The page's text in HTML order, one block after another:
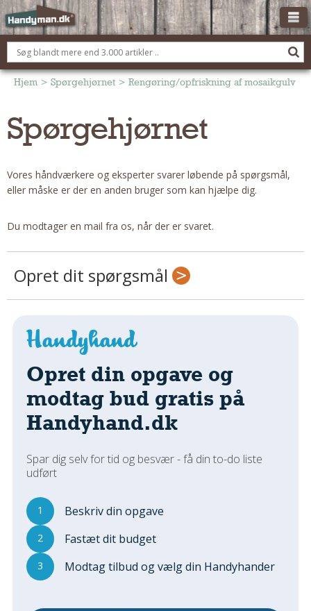
OM HANDYMAN.DK
FÅ 3 TILBUD
BOLIG KØBERÅDGIVNING
Montage Og Nybyg
Reparation Og Vedligehold
Om Materialer
Om Værktøj
Udskiftning Og Montage
Om Materialer
Tips Og Tests
VVS
Montage Og Udskiftning
Reparation Og Vedligehold
Varme Og Energi
Andet
MALER
Indendørs
Udendørs
Kan Det Males?
MURER
Hjem > Spørgehjørnet > Rengøring/opfriskning af mosaikgulv
Spørgehjørnet
Vores håndværkere og eksperter svarer løbende på spørgsmål,
eller måske er der en anden bruger som kan hjælpe dig.
Du modtager en mail fra os, når der er svaret.
Opret dit spørgsmål
Opret din opgave og
modtag bud gratis på
Handyhand.dk
Spar dig selv for tid og besvær - få din to-do liste
udført
1 Beskriv din opgave
2 Fastæt dit budget
3 Modtag tilbud og vælg din Handyhander